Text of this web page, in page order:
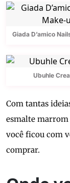
Giada D’amico
Ubuhle
Com tantas
esmalte marrom
você ficou com
comprar.